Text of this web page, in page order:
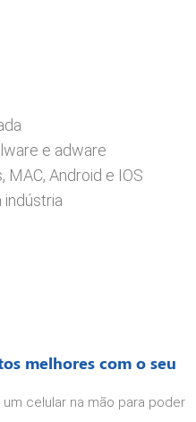
e adware
Android e IOS
melhores com o seu
celular na mão para poder